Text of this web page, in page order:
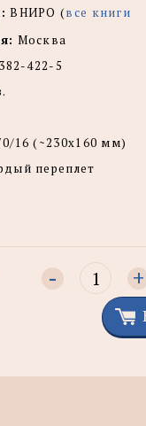
ВНИРО (все книги
Москва
422-5
16 (~230x160 мм)
переплет
- +